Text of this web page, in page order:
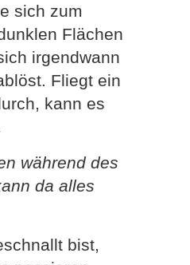
sich zum
Flächen
irgendwann
Fliegt ein
kann es
während des
da alles
bist,